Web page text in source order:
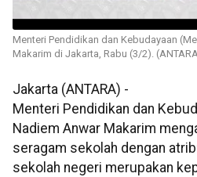
Menteri Pendidikan dan Kebudayaan
Makarim di Jakarta, Rabu (3/2).
Jakarta (ANTARA) -
Menteri Pendidikan dan
Nadiem Anwar Makarim
seragam sekolah dengan
sekolah negeri merupakan